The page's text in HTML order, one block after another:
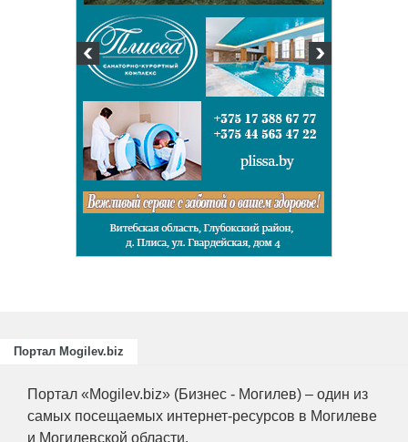
Портал Mogilev.biz
Портал «Mogilev.biz» (Бизнес - Могилев) – один из
самых посещаемых интернет-ресурсов в Могилеве
и Могилевской области.